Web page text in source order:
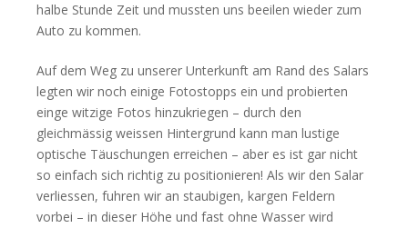
halbe Stunde Zeit und mussten uns beeilen wieder zum
Auto zu kommen.
Auf dem Weg zu unserer Unterkunft am Rand des Salars
legten wir noch einige Fotostopps ein und probierten
einge witzige Fotos hinzukriegen – durch den
gleichmässig weissen Hintergrund kann man lustige
optische Täuschungen erreichen – aber es ist gar nicht
so einfach sich richtig zu positionieren! Als wir den Salar
verliessen, fuhren wir an staubigen, kargen Feldern
vorbei – in dieser Höhe und fast ohne Wasser wird